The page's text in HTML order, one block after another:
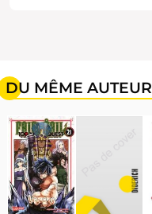
DU MÊME AUTEUR